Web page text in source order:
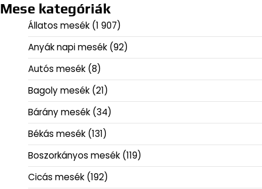
Mese kategóriák
Állatos mesék (1 907)
Anyák napi mesék (92)
Autós mesék (8)
Bagoly mesék (21)
Bárány mesék (34)
Békás mesék (131)
Boszorkányos mesék (119)
Cicás mesék (192)